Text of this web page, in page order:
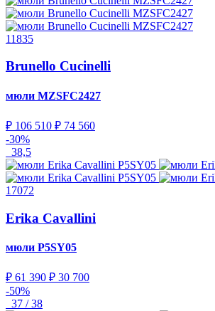
11835
Brunello Cucinelli
мюли MZSFC2427
₽ 106 510 ₽ 74 560
-30%
38,5
17072
Erika Cavallini
мюли P5SY05
₽ 61 390 ₽ 30 700
-50%
37 / 38